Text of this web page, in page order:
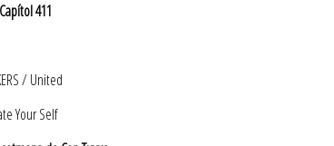
411
/ United
Your Self